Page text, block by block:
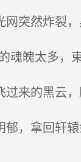
突然炸裂，
魂魄太多，
来的黑云，
，拿回轩